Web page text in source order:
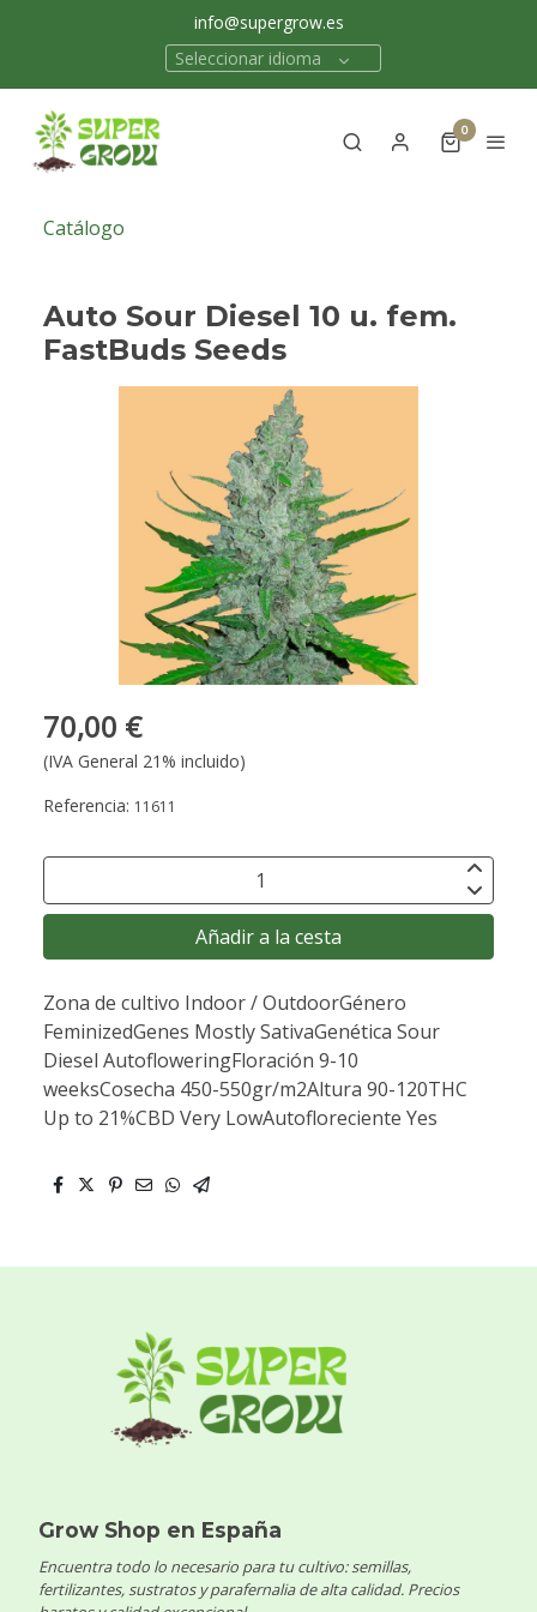
info@supergrow.es
Seleccionar idioma
0
Catálogo
Auto Sour Diesel 10 u. fem.
FastBuds Seeds
70,00 €
(IVA General 21% incluido)
Referencia: 11611
Añadir a la cesta
Zona de cultivo Indoor / OutdoorGénero
FeminizedGenes Mostly SativaGenética Sour
Diesel AutofloweringFloración 9-10
weeksCosecha 450-550gr/m2Altura 90-120THC
Up to 21%CBD Very LowAutofloreciente Yes
Grow Shop en España
Encuentra todo lo necesario para tu cultivo: semillas,
fertilizantes, sustratos y parafernalia de alta calidad. Precios